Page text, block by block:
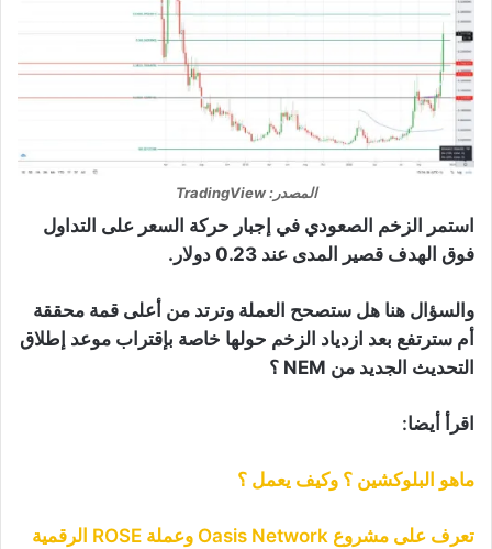
المصدر: TradingView
استمر الزخم الصعودي في إجبار حركة السعر على التداول
فوق الهدف قصير المدى عند 0.23 دولار.
والسؤال هنا هل ستصحح العملة وترتد من أعلى قمة محققة
أم سترتفع بعد ازدياد الزخم حولها خاصة بإقتراب موعد إطلاق
التحديث الجديد من NEM ؟
اقرأ أيضا:
ماهو البلوكشين ؟ وكيف يعمل ؟
تعرف على مشروع Oasis Network وعملة ROSE الرقمية